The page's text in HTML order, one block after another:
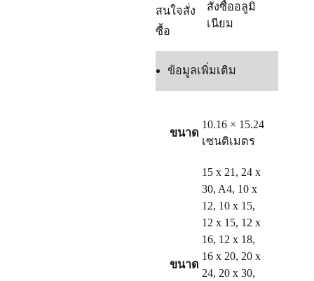
สนใจสั่ง
ซื้อ
สั่งซื้ออลูมิ
เนียม
ข้อมูลเพิ่มเติม
ขนาด
10.16 × 15.24
เซนติเมตร
ขนาด
15 x 21, 24 x
30, A4, 10 x
12, 10 x 15,
12 x 15, 12 x
16, 12 x 18,
16 x 20, 20 x
24, 20 x 30,